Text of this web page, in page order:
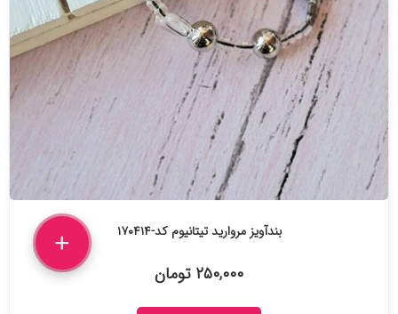
بندآویز مروارید تیتانیوم کد-۱۷۰۴۱۴
۲۵۰,۰۰۰ تومان
+